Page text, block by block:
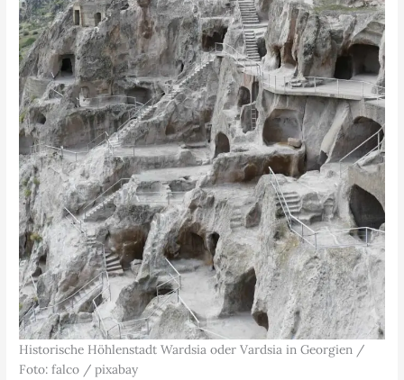
Historische Höhlenstadt Wardsia oder Vardsia in Georgien /
Foto: falco / pixabay